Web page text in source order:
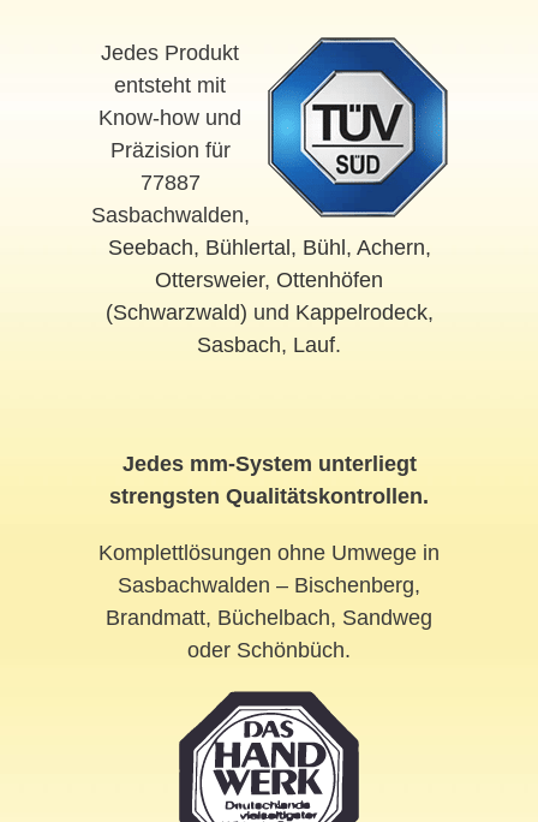
Jedes Produkt
entsteht mit
Know-how und
Präzision für
77887
Sasbachwalden,
Seebach, Bühlertal , Bühl , Achern,
Ottersweier, Ottenhöfen
(Schwarzwald) und Kappelrodeck,
Sasbach, Lauf.
Jedes mm-System unterliegt
strengsten Qualitätskontrollen.
Komplettlösungen ohne Umwege in
Sasbachwalden – Bischenberg,
Brandmatt, Büchelbach, Sandweg
oder Schönbüch.